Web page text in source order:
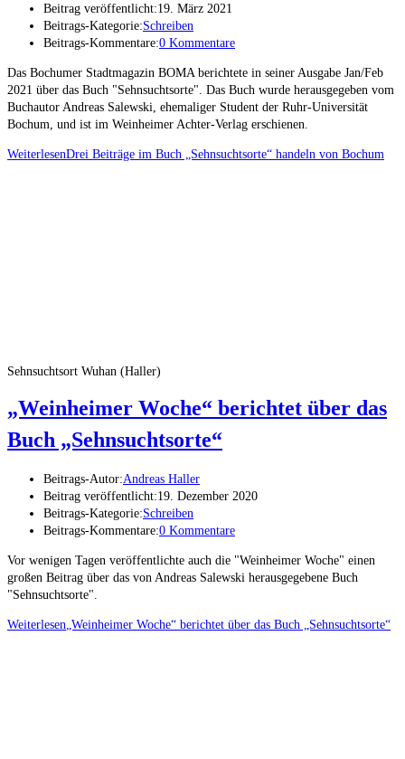
Beitrag veröffentlicht:19. März 2021
Beitrags-Kategorie:Schreiben
Beitrags-Kommentare:0 Kommentare
Das Bochumer Stadtmagazin BOMA berichtete in seiner Ausgabe Jan/Feb
2021 über das Buch "Sehnsuchtsorte". Das Buch wurde herausgegeben vom
Buchautor Andreas Salewski, ehemaliger Student der Ruhr-Universität
Bochum, und ist im Weinheimer Achter-Verlag erschienen.
WeiterlesenDrei Beiträge im Buch „Sehnsuchtsorte“ handeln von Bochum
Sehnsuchtsort Wuhan (Haller)
„Weinheimer Woche“ berichtet über das
Buch „Sehnsuchtsorte“
Beitrags-Autor:Andreas Haller
Beitrag veröffentlicht:19. Dezember 2020
Beitrags-Kategorie:Schreiben
Beitrags-Kommentare:0 Kommentare
Vor wenigen Tagen veröffentlichte auch die "Weinheimer Woche" einen
großen Beitrag über das von Andreas Salewski herausgegebene Buch
"Sehnsuchtsorte".
Weiterlesen„Weinheimer Woche“ berichtet über das Buch „Sehnsuchtsorte“